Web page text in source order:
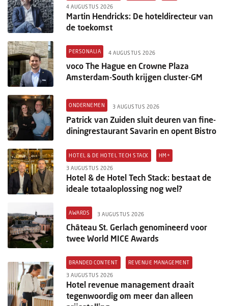
4 AUGUSTUS 2026
Martin Hendricks: De hoteldirecteur van
de toekomst
PERSONALIA 4 AUGUSTUS 2026
voco The Hague en Crowne Plaza
Amsterdam-South krijgen cluster-GM
ONDERNEMEN 3 AUGUSTUS 2026
Patrick van Zuiden sluit deuren van fine-
diningrestaurant Savarin en opent Bistro
HOTEL & DE HOTEL TECH STACK HM+
3 AUGUSTUS 2026
Hotel & de Hotel Tech Stack: bestaat de
ideale totaaloplossing nog wel?
AWARDS 3 AUGUSTUS 2026
Château St. Gerlach genomineerd voor
twee World MICE Awards
BRANDED CONTENT REVENUE MANAGEMENT
3 AUGUSTUS 2026
Hotel revenue management draait
tegenwoordig om meer dan alleen